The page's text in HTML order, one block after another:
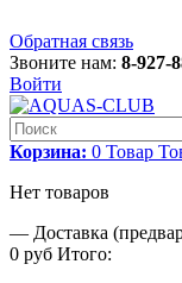
Обратная связь
Звоните нам: 8-927-
Войти
Корзина: 0 Товар
Нет товаров
— Доставка
0 руб Итого: